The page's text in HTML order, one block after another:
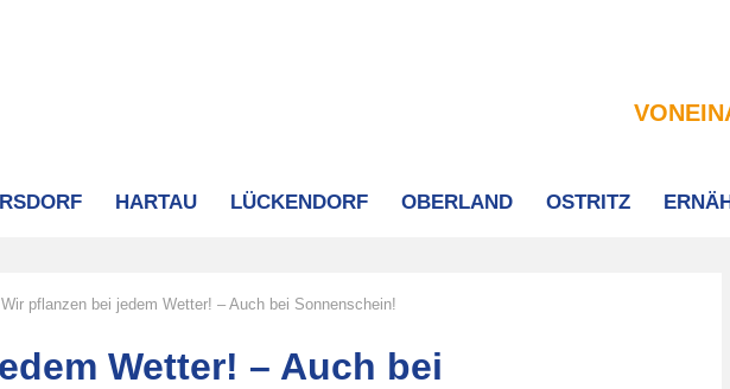
HARTAU LÜCKENDORF OBERLAND OSTRITZ
Wir pflanzen bei jedem Wetter! – Auch bei Sonnenschein!
Wetter! – Auch bei